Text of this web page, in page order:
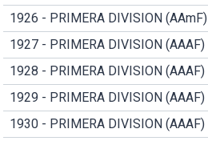
1926 - PRIMERA DIVISION (AAmF)
1927 - PRIMERA DIVISION (AAAF)
1928 - PRIMERA DIVISION (AAAF)
1929 - PRIMERA DIVISION (AAAF)
1930 - PRIMERA DIVISION (AAAF)